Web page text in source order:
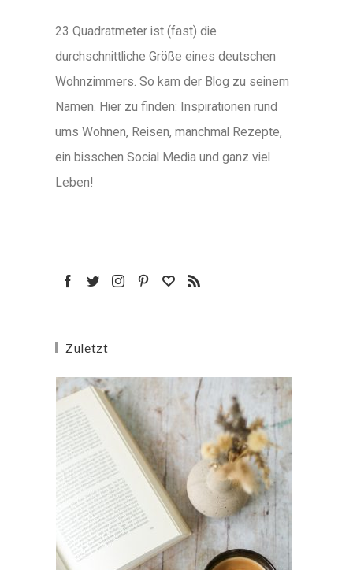
23 Quadratmeter ist (fast) die
durchschnittliche Größe eines deutschen
Wohnzimmers. So kam der Blog zu seinem
Namen. Hier zu finden: Inspirationen rund
ums Wohnen, Reisen, manchmal Rezepte,
ein bisschen Social Media und ganz viel
Leben!
Zuletzt